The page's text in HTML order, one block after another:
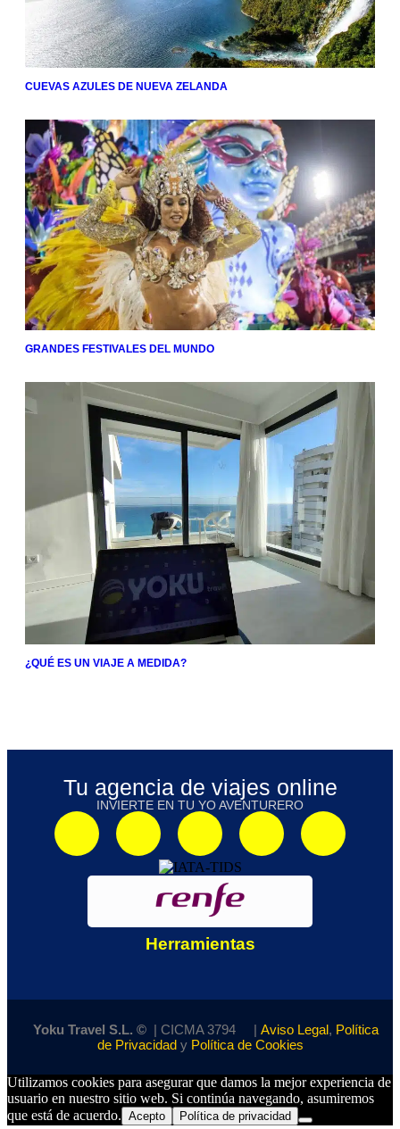
CUEVAS AZULES DE NUEVA ZELANDA
GRANDES FESTIVALES DEL MUNDO
¿QUÉ ES UN VIAJE A MEDIDA?
Tu agencia de viajes online
INVIERTE EN TU YO AVENTURERO
Herramientas
Yoku Travel S.L. © | CICMA 3794 | Aviso Legal, Política
de Privacidady Política de Cookies
Utilizamos cookies para asegurar que damos la mejor experiencia de
usuario en nuestro sitio web. Si continúa navegando, asumiremos
que está de acuerdo. Acepto Política de privacidad